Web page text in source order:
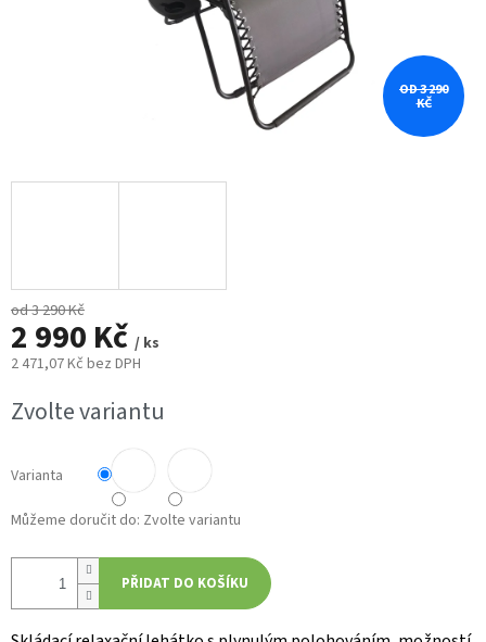
OD 3 290
KČ
od 3 290 Kč
2 990 Kč / ks
2 471,07 Kč bez DPH
cena:
Zvolte variantu
Varianta
Můžeme doručit do: Zvolte variantu
PŘIDAT DO KOŠÍKU